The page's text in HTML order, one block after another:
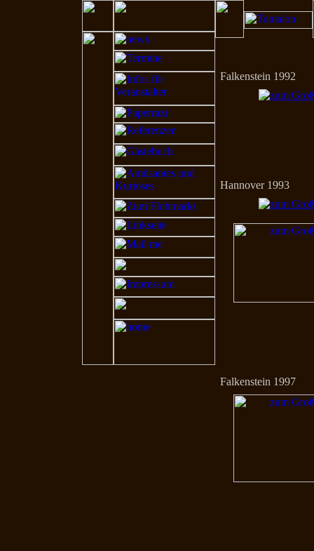
Falkenstein 1992
Hannover 1993
Falkenstein 1997